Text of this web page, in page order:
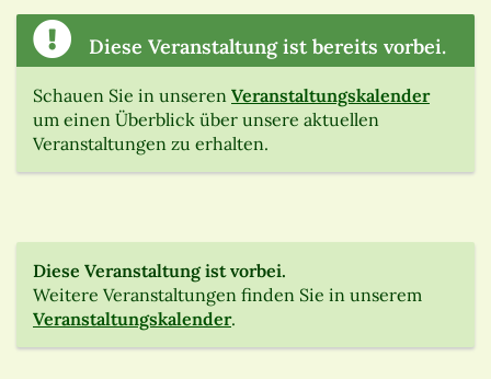
Diese Veranstaltung ist bereits vorbei.
Schauen Sie in unseren Veranstaltungskalender
um einen Überblick über unsere aktuellen
Veranstaltungen zu erhalten.
Diese Veranstaltung ist vorbei.
Weitere Veranstaltungen finden Sie in unserem
Veranstaltungskalender.